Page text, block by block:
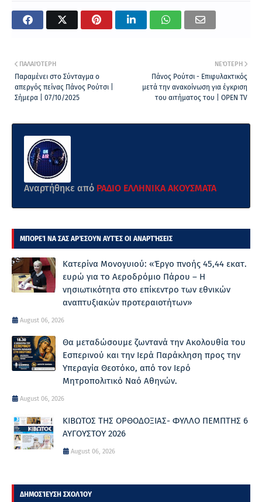
ΝΕΌΤΕΡΗ
Πάνος Ρούτσι - Επιφυλακτικός
μετά την ανακοίνωση για έγκριση
του αιτήματος του | OPEN TV
ΠΑΛΑΙΌΤΕΡΗ
Παραμένει στο Σύνταγμα ο
απεργός πείνας Πάνος Ρούτσι |
Σήμερα | 07/10/2025
Αναρτήθηκε από ΡΑΔΙΟ ΕΛΛΗΝΙΚΑ ΑΚΟΥΣΜΑΤΑ
ΜΠΟΡΕΊ ΝΑ ΣΑΣ ΑΡΈΣΟΥΝ ΑΥΤΈΣ ΟΙ ΑΝΑΡΤΉΣΕΙΣ
Κατερίνα Μονογυιού: «Έργο πνοής 45,44 εκατ.
ευρώ για το Αεροδρόμιο Πάρου – Η
νησιωτικότητα στο επίκεντρο των εθνικών
αναπτυξιακών προτεραιοτήτων»
August 06, 2026
Θα μεταδώσουμε ζωντανά την Ακολουθία του
Εσπερινού και την Ιερά Παράκληση προς την
Υπεραγία Θεοτόκο, από τον Ιερό
Μητροπολιτικό Ναό Αθηνών.
August 06, 2026
ΚΙΒΩΤΟΣ ΤΗΣ ΟΡΘΟΔΟΞΙΑΣ- ΦΥΛΛΟ ΠΕΜΠΤΗΣ 6
ΑΥΓΟΥΣΤΟΥ 2026
August 06, 2026
ΔΗΜΟΣΊΕΥΣΗ ΣΧΟΛΊΟΥ